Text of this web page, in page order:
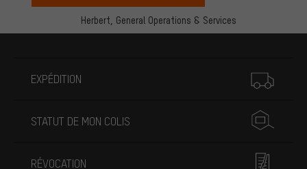
Herbert, General Operations & Services
EXPÉDITION
STATUT DE MON COLIS
RÉVOCATION